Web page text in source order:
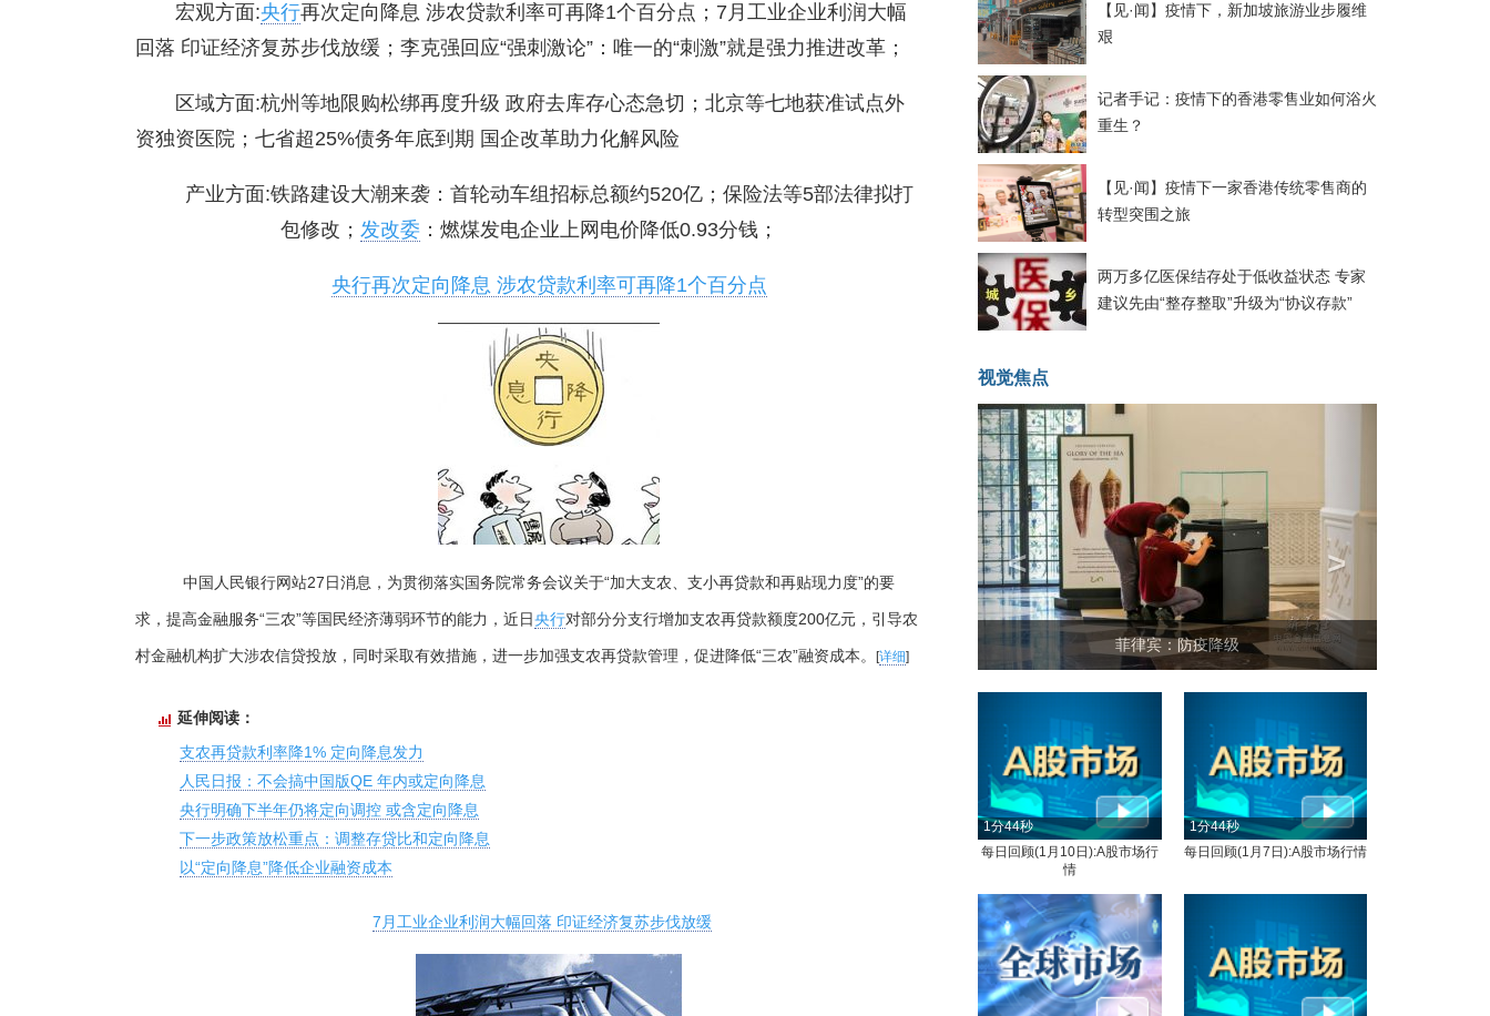
宏观方面:央行再次定向降息 涉农贷款利率可再降1个百分点；7月工业企业利润大幅
回落 印证经济复苏步伐放缓；李克强回应“强刺激论”：唯一的“刺激”就是强力推进改革；
区域方面:杭州等地限购松绑再度升级 政府去库存心态急切；北京等七地获准试点外
资独资医院；七省超25%债务年底到期 国企改革助力化解风险
产业方面:铁路建设大潮来袭：首轮动车组招标总额约520亿；保险法等5部法律拟打
包修改； 发改委：燃煤发电企业上网电价降低0.93分钱；
央行再次定向降息 涉农贷款利率可再降1个百分点
中国人民银行网站27日消息，为贯彻落实国务院常务会议关于“加大支农、支小再贷款和再贴现力度”的要
求，提高金融服务“三农”等国民经济薄弱环节的能力，近日央行对部分分支行增加支农再贷款额度200亿元，引导农
村金融机构扩大涉农信贷投放，同时采取有效措施，进一步加强支农再贷款管理，促进降低“三农”融资成本。 [详细]
延伸阅读：
支农再贷款利率降1% 定向降息发力
人民日报：不会搞中国版QE 年内或定向降息
央行明确下半年仍将定向调控 或含定向降息
下一步政策放松重点：调整存贷比和定向降息
以“定向降息”降低企业融资成本
7月工业企业利润大幅回落 印证经济复苏步伐放缓
【见·闻】疫情下，新加坡旅游业步履维
艰
记者手记：疫情下的香港零售业如何浴火
重生？
【见·闻】疫情下一家香港传统零售商的
转型突围之旅
两万多亿医保结存处于低收益状态 专家
建议先由“整存整取”升级为“协议存款”
视觉焦点
菲律宾：防疫降级
< >
1分44秒
每日回顾(1月10日):A股市场行
情
1分44秒
每日回顾(1月7日):A股市场行情